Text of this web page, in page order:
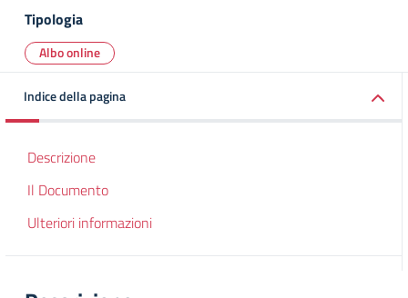
Tipologia
Albo online
Indice della pagina
Descrizione
Il Documento
Ulteriori informazioni